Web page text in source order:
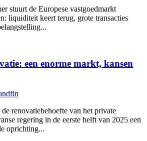
stuurt de Europese vastgoedmarkt
liquiditeit keert terug, grote transacties
een enorme markt, kansen
renovatiebehoefte van het private
regering in de eerste helft van 2025 een
oprichting...